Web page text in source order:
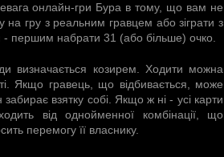
онлайн-гри Бура в тому, що вам не
на гру з реальним гравцем або зіграти з
першим набрати 31 (або більше) очко.
визначається козирем. Ходити можна
Якщо гравець, що відбивається, може
взятку собі. Якщо ж ні - усі карти
від однойменної комбінації, що
перемогу її власнику.